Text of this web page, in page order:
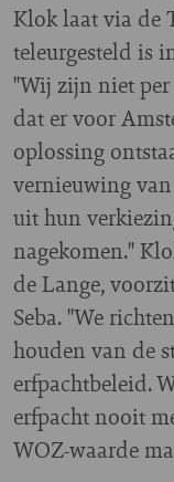
Klok laat via de
teleurgesteld is
"Wij zijn niet per
dat er voor
oplossing
vernieuwing
uit hun
nagekomen."
de Lange,
Seba. "We
houden van de
erfpachtbeleid.
erfpacht nooit
WOZ-waarde